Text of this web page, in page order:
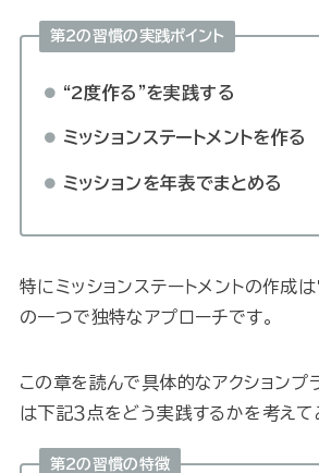
第2の習慣の実践ポイント
“2度作る”を実践する
ミッションステートメントを作る
ミッションを年表でまとめる
特にミッションステートメントの作成
の一つで独特なアプローチです。
この章を読んで具体的なアクションプ
は下記３点をどう実践するかを考えて
第2の習慣の特徴